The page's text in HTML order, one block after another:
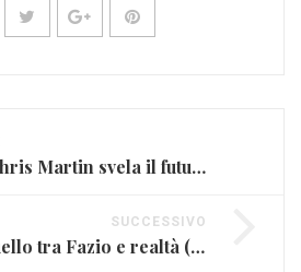
Coldplay, Chris Martin svela il futuro della band
SUCCESSIVO
Ligabue, quello tra Fazio e realtà (FOTO E VIDEO)